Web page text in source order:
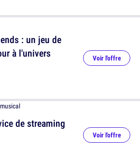
de streaming
Voir l'offre
: un jeu de
à l'univers
Voir l'offre